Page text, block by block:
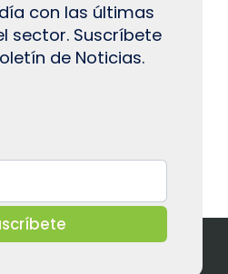
con las últimas
sector. Suscríbete
de Noticias.